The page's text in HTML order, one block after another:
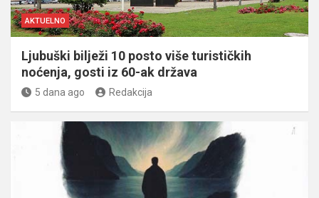
AKTUELNO
Ljubuški bilježi 10 posto više turističkih
noćenja, gosti iz 60-ak država
5 dana ago Redakcija